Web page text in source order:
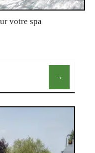
votre spa